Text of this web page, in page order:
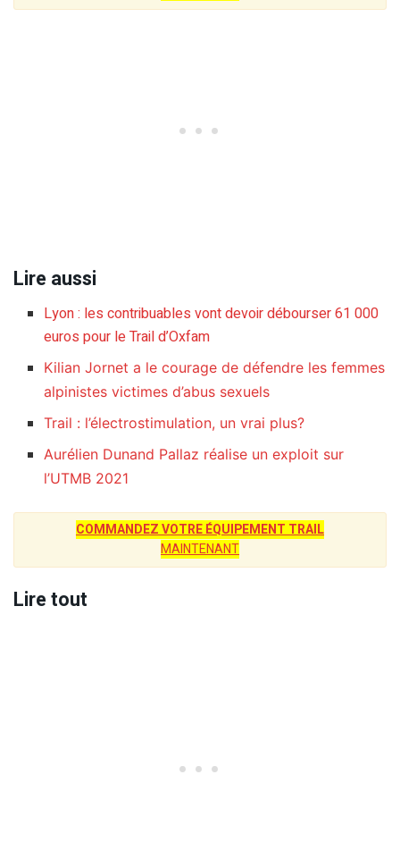
Lire aussi
Lyon : les contribuables vont devoir débourser 61 000
euros pour le Trail d’Oxfam
Kilian Jornet a le courage de défendre les femmes
alpinistes victimes d’abus sexuels
Trail : l’électrostimulation, un vrai plus?
Aurélien Dunand Pallaz réalise un exploit sur
l’UTMB 2021
COMMANDEZ VOTRE ÉQUIPEMENT TRAIL
MAINTENANT
Lire tout